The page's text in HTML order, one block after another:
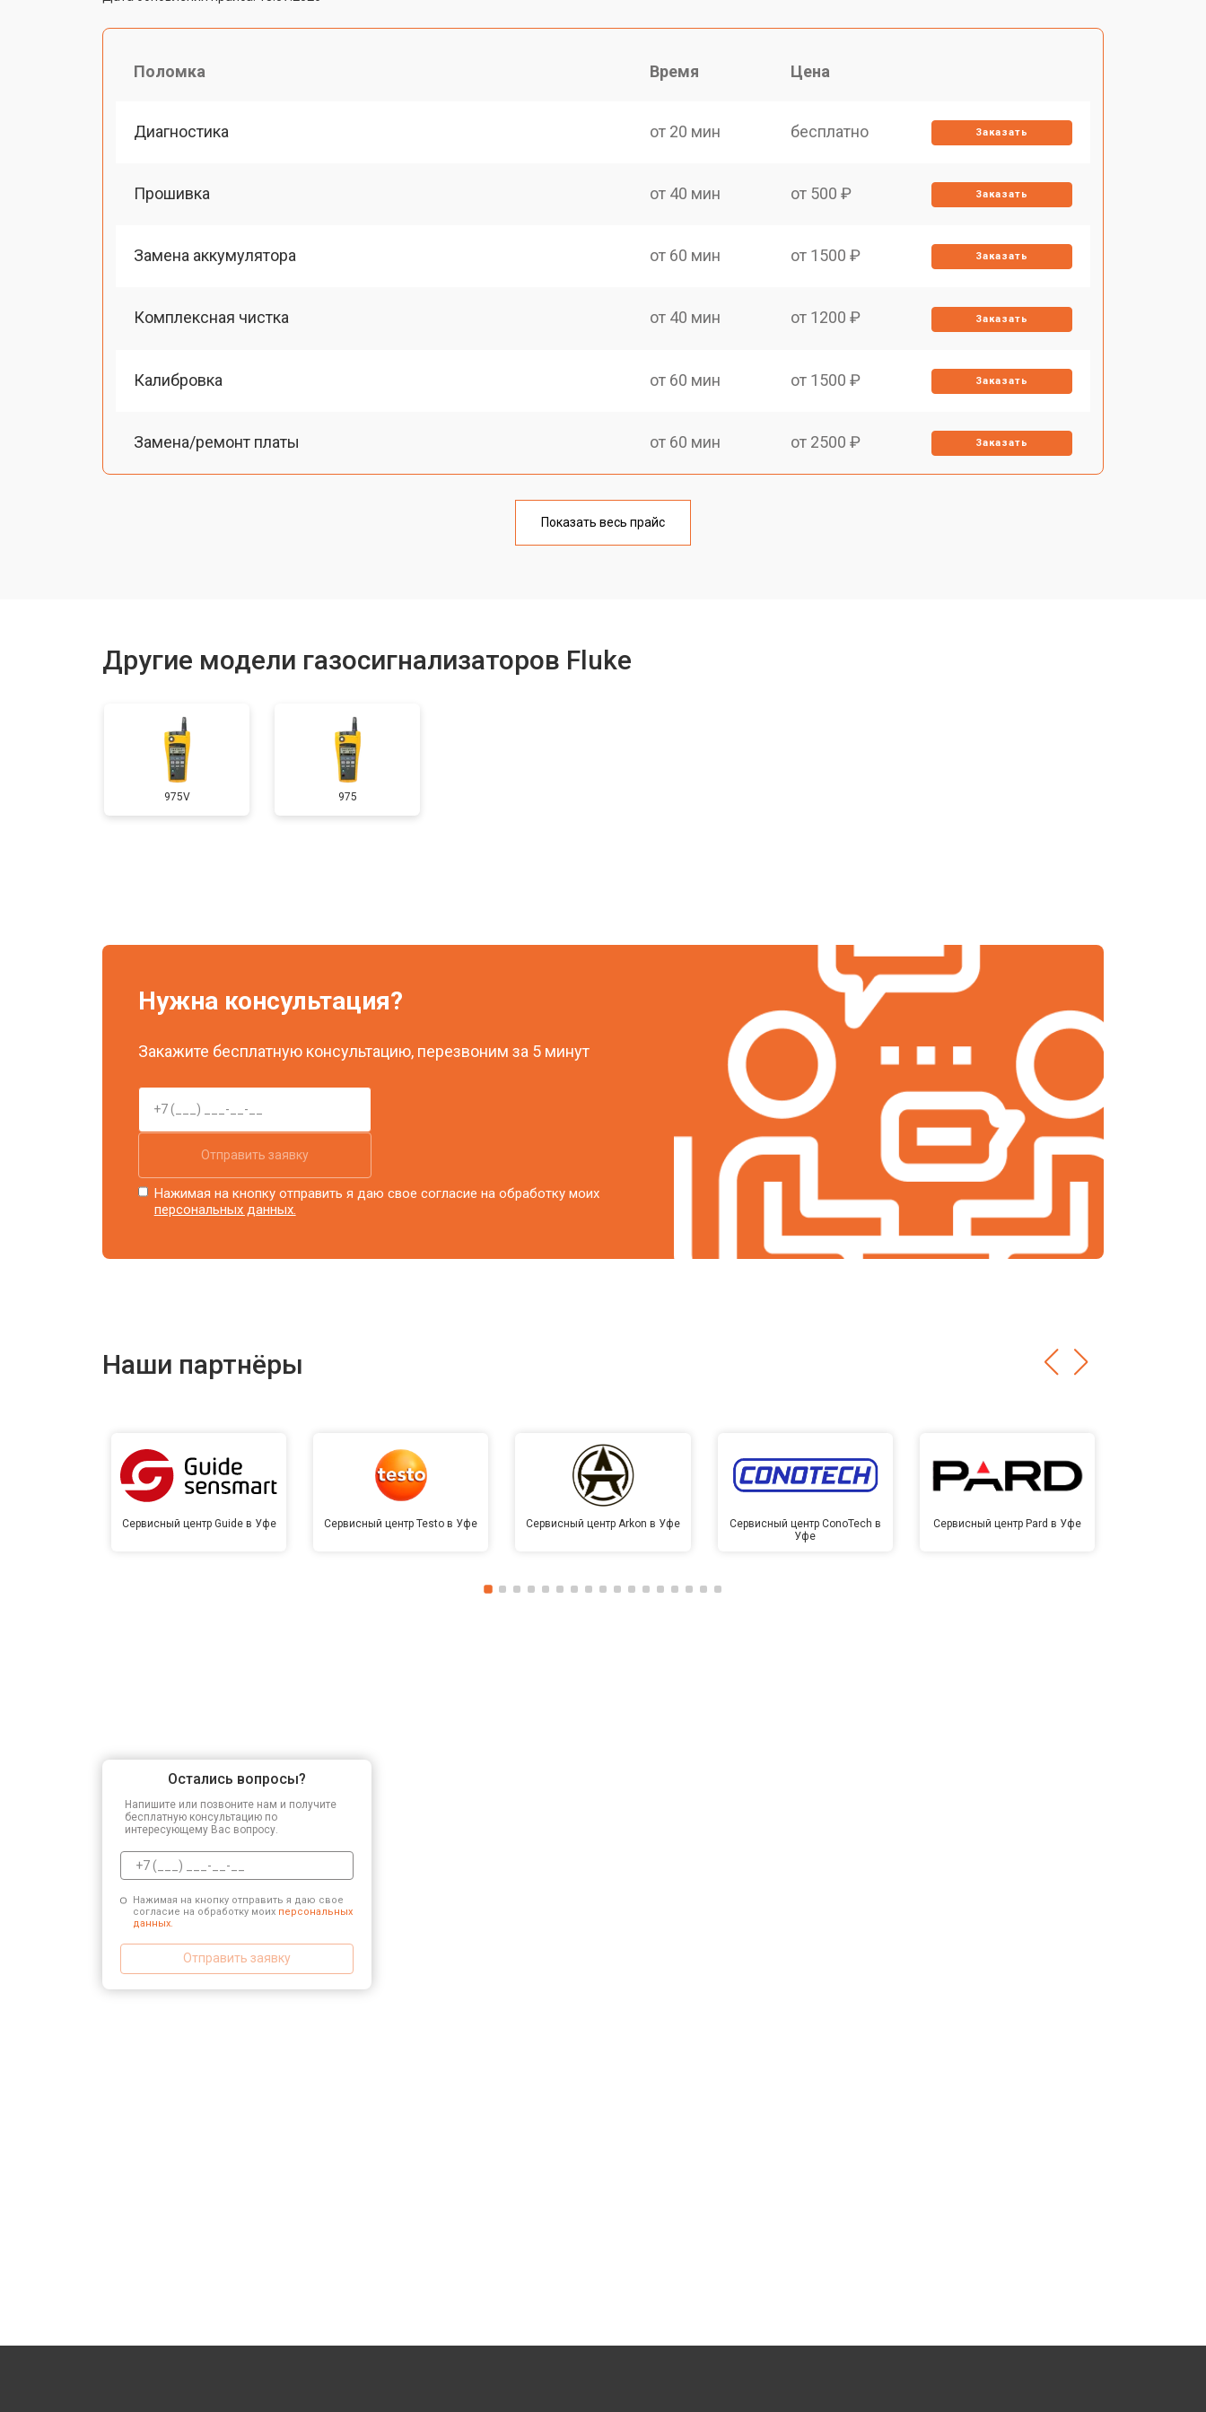
Поломка Время Цена
Диагностика от 20 мин бесплатно Заказать
Прошивка от 40 мин от 500 ₽ Заказать
Замена аккумулятора от 60 мин от 1500 ₽ Заказать
Комплексная чистка от 40 мин от 1200 ₽ Заказать
Калибровка от 60 мин от 1500 ₽ Заказать
Замена/ремонт платы от 60 мин от 2500 ₽ Заказать
от 60 мин
Показать весь прайс
Другие модели газосигнализаторов Fluke
975V 975
Нужна консультация?
Закажите бесплатную консультацию, перезвоним за 5 минут
Отправить заявку
Нажимая на кнопку отправить я даю свое согласие на обработку моих
персональных данных.
Наши партнёры
Сервисный центр Guide в Уфе Сервисный центр Testo в Уфе Сервисный центр Arkon в Уфе
Сервисный центр ConoTech в
Уфе
Сервисный центр Pard в Уфе
Остались вопросы?
Напишите или позвоните нам и получите
бесплатную консультацию по
интересующему Вас вопросу.
Нажимая на кнопку отправить я даю свое
согласие на обработку моих персональных
данных.
Отправить заявку